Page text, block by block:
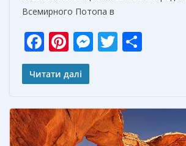
Всемирного Потопа в
F
ac
e
o
o
Pi
nt
er
st
M
n
g
T
в
Читати далі